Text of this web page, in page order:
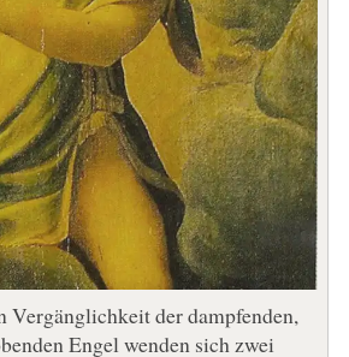
Vergänglichkeit der dampfenden,
Engel wenden sich zwei